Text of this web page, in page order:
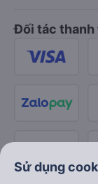
Đối tác thanh
Sử dụng